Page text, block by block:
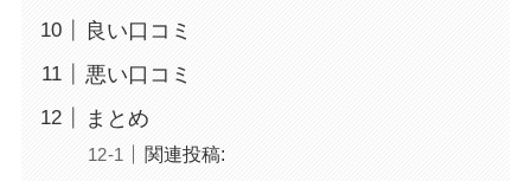
良い口コミ
悪い口コミ
まとめ
関連投稿: